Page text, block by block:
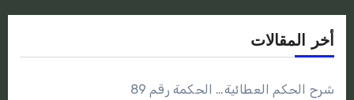
أخر المقالات
شرح الحكم العطائية… الحكمة رقم 89